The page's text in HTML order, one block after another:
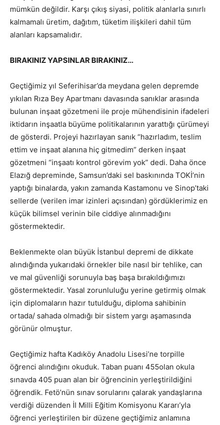
mümkün değildir. Karşı çıkış siyasi, politik alanlarla sınırlı
kalmamalı üretim, dağıtım, tüketim ilişkileri dahil tüm
alanları kapsamalıdır.
BIRAKINIZ YAPSINLAR BIRAKINIZ…
Geçtiğimiz yıl Seferihisar’da meydana gelen depremde
yıkılan Rıza Bey Apartmanı davasında sanıklar arasında
bulunan inşaat gözetmeni ile proje mühendisinin ifadeleri
iktidarın inşaatla büyüme politikalarının yarattığı çürümeyi
de gösterdi. Projeyi hazırlayan sanık “hazırladım, teslim
ettim ve inşaat alanına hiç gitmedim” derken inşaat
gözetmeni “inşaatı kontrol görevim yok” dedi. Daha önce
Elazığ depreminde, Samsun’daki sel baskınında TOKİ’nin
yaptığı binalarda, yakın zamanda Kastamonu ve Sinop’taki
sellerde (verilen imar izinleri açısından) gördüklerimiz en
küçük bilimsel verinin bile ciddiye alınmadığını
göstermektedir.
Beklenmekte olan büyük İstanbul depremi de dikkate
alındığında yukarıdaki örnekler bile nasıl bir tehlike, can
ve mal güvenliği sorunuyla baş başa bırakıldığımızı
göstermektedir. Yasal zorunluluğu yerine getirmiş olmak
için diplomaların hazır tutulduğu, diploma sahibinin
ortada/ sahada olmadığı bir sistem yargı aşamasında
görünür olmuştur.
Geçtiğimiz hafta Kadıköy Anadolu Lisesi’ne torpille
öğrenci alındığını okuduk. Taban puanı 455olan okula
sınavda 405 puan alan bir öğrencinin yerleştirildiğini
öğrendik. Fetö’nün sınav sorularını çalarak yandaşlarına
verdiği düzenden İl Milli Eğitim Komisyonu Kararı’yla
öğrenci yerleştirilen bir düzene geçtiğimiz anlamına